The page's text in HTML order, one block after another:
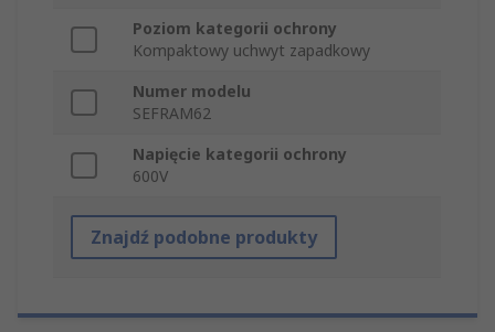
Poziom kategorii ochrony
Kompaktowy uchwyt zapadkowy
Numer modelu
SEFRAM62
Napięcie kategorii ochrony
600V
Znajdź podobne produkty